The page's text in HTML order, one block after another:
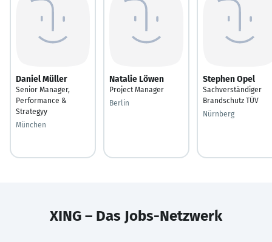
Daniel Müller
Senior Manager,
Performance &
Strategyy
München
Natalie Löwen
Project Manager
Berlin
Stephen Opel
Sachverständiger
Brandschutz TÜV
Nürnberg
XING – Das Jobs-Netzwerk